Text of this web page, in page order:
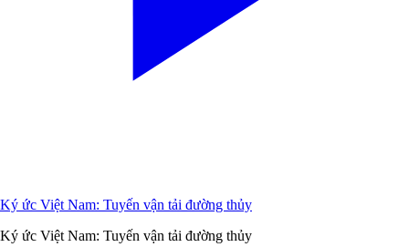
Ký ức Việt Nam: Tuyến vận tải đường thủy
Ký ức Việt Nam: Tuyến vận tải đường thủy